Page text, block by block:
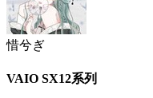
惜兮ぎ
VAIO SX12系列